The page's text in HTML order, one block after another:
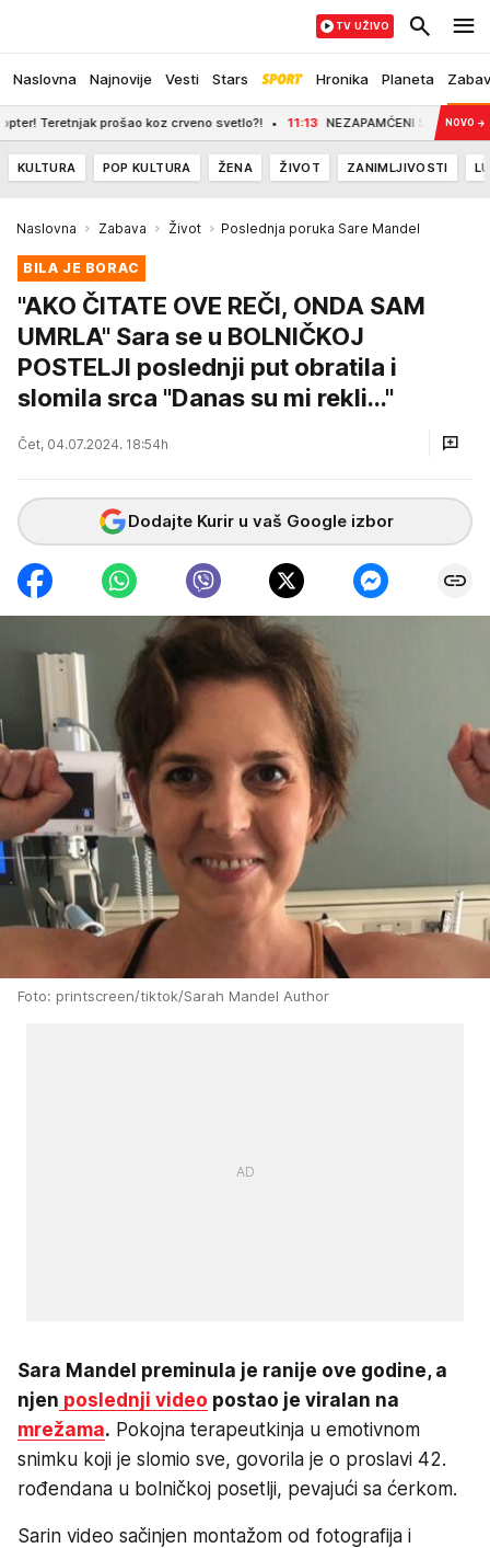
Naslovna Najnovije Vesti Stars Hronika Planeta
TV UŽIVO
prošao koz crveno svetlo?! 11:13 NEZAPAMĆENI SKANDAL! BIVŠI NOVO →
KULTURA POP KULTURA ŽENA ŽIVOT ZANIMLJIVOSTI
Naslovna Zabava Život Poslednja poruka Sare Mandel
BILA JE BORAC
"AKO ČITATE OVE REČI, ONDA SAM
UMRLA" Sara se u BOLNIČKOJ
POSTELJI poslednji put obratila i
slomila srca "Danas su mi rekli..."
Čet, 04.07.2024. 18:54h
Dodajte Kurir u vaš Google izbor
Foto: printscreen/tiktok/Sarah Mandel Author
Sara Mandel preminula je ranije ove godine, a
njen poslednji video postao je viralan na
mrežama. Pokojna terapeutkinja u emotivnom
snimku koji je slomio sve, govorila je o proslavi 42.
rođendana u bolničkoj posetlji, pevajući sa ćerkom.
Sarin video sačinjen montažom od fotografija i